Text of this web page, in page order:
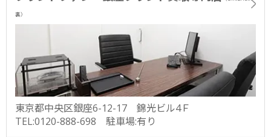
裏）
東京都中央区銀座6-12-17 錦光ビル4Ｆ
TEL:0120-888-698 駐車場:有り